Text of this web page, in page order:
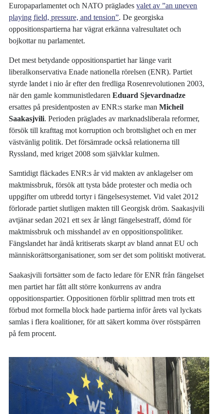
Europaparlamentet och NATO prägladesvalet av ”an uneven
playing field, pressure, and tension”. De georgiska
oppositionspartierna har vägrat erkänna valresultatet och
bojkottar nu parlamentet.
Det mest betydande oppositionspartiet har länge varit
liberalkonservativa Enade nationella rörelsen (ENR). Partiet
styrde landet i nio år efter den fredliga Rosenrevolutionen 2003,
när den gamle kommunistledarenEduard Sjevardnadze
ersattes på presidentposten av ENR:s starke manMicheil
Saakasjvili. Perioden präglades av marknadsliberala reformer,
försök till krafttag mot korruption och brottslighet och en mer
västvänlig politik. Det försämrade också relationerna till
Ryssland, med kriget 2008 som självklar kulmen.
Samtidigt fläckades ENR:s år vid makten av anklagelser om
maktmissbruk, försök att tysta både protester och media och
uppgifter om utbredd tortyr i fängelsesystemet. Vid valet 2012
förlorade partiet slutligen makten till Georgisk dröm. Saakasjvili
avtjänar sedan 2021 ett sex år långt fängelsestraff, dömd för
maktmissbruk och misshandel av en oppositionspolitiker.
Fängslandet har ändå kritiserats skarpt av bland annat EU och
människorättsorganisationer, som ser det som politiskt motiverat.
Saakasjvili fortsätter som de facto ledare för ENR från fängelset
men partiet har fått allt större konkurrens av andra
oppositionspartier. Oppositionen förblir splittrad men trots ett
förbud mot formella block hade partierna inför årets val lyckats
samlas i flera koalitioner, för att säkert komma över röstspärren
på fem procent.